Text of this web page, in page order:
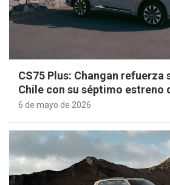
CS75 Plus: Changan refuerza
Chile con su séptimo estreno
6 de mayo de 2026